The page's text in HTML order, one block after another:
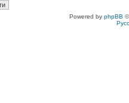
Powered by phpBB